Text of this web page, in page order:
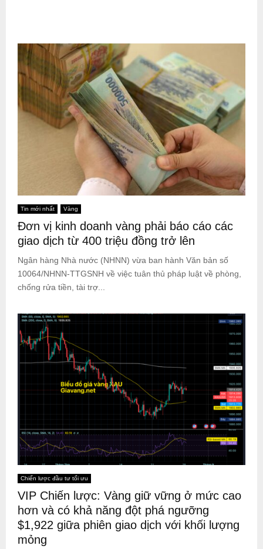
Tin mới nhất Vàng
Đơn vị kinh doanh vàng phải báo cáo các
giao dịch từ 400 triệu đồng trở lên
Ngân hàng Nhà nước (NHNN) vừa ban hành Văn bản số
10064/NHNN-TTGSNH về việc tuân thủ pháp luật về phòng,
chống rửa tiền, tài trợ...
Chiến lược đầu tư tối ưu
VIP Chiến lược: Vàng giữ vững ở mức cao
hơn và có khả năng đột phá ngưỡng
$1,922 giữa phiên giao dịch với khối lượng
mỏng